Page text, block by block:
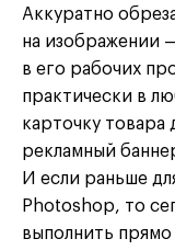
Аккуратно
на изображении
в его рабочих
практически в
карточку товара
рекламный
И если раньше
Photoshop, то
выполнить